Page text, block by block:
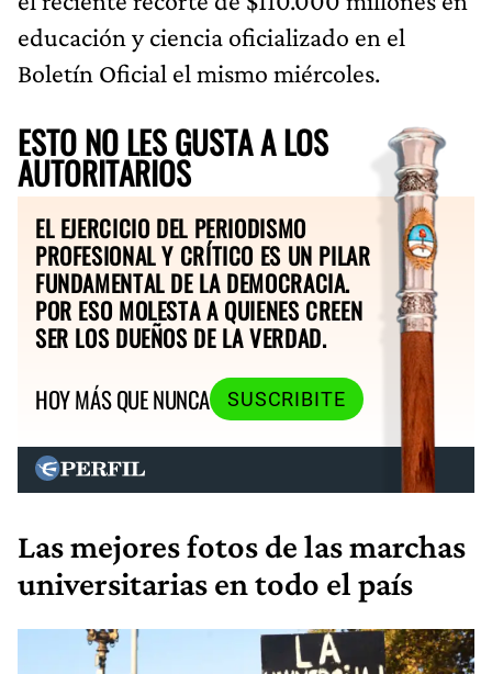
educación y ciencia oficializado en el
Boletín Oficial el mismo miércoles.
ESTO NO LES GUSTA A LOS
AUTORITARIOS
EL EJERCICIO DEL PERIODISMO
PROFESIONAL Y CRÍTICO ES UN PILAR
FUNDAMENTAL DE LA DEMOCRACIA.
POR ESO MOLESTA A QUIENES CREEN
SER LOS DUEÑOS DE LA VERDAD.
HOY MÁS QUE NUNCA
SUSCRIBITE
Las mejores fotos de las marchas
universitarias en todo el país